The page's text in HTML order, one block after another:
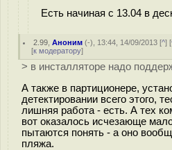
Есть начиная с 13.04 в
2.99 ,Аноним (-), 13:44, 14/09/2013 [^] [
[к модератору]
> в инсталляторе надо
А также в партиционере,
детектировании всего этого,
лишняя работа - есть. А тех
вот оказалось исчезающе
пытаются понять - а оно
пляжа.